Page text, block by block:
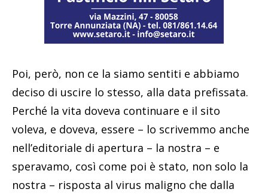
Poi, però, non ce la siamo sentiti e abbiamo
deciso di uscire lo stesso, alla data prefissata.
Perché la vita doveva continuare e il sito
voleva, e doveva, essere – lo scrivemmo anche
nell’editoriale di apertura – la nostra – e
speravamo, così come poi è stato, non solo la
nostra – risposta al virus maligno che dalla